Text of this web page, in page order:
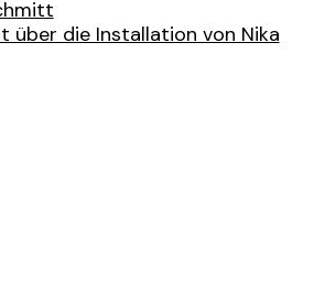
über die Installation von Nika